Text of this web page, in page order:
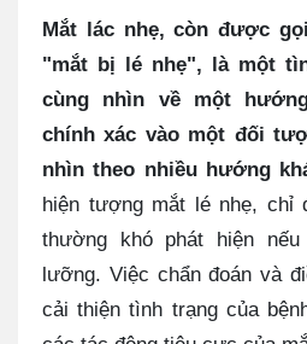
Mắt lác nhẹ, còn được
"mắt bị lé nhẹ", là một
cùng nhìn về một
chính xác vào một đối
nhìn theo nhiều hướng
hiện tượng mắt lé nhẹ, chỉ
thường khó phát hiện
lưỡng. Việc chẩn đoán và
cải thiện tình trạng của